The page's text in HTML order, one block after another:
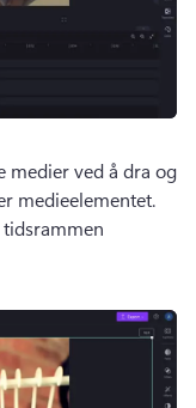
medier ved å dra og